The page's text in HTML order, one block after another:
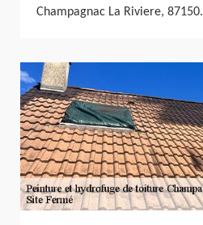
Champagnac La Riviere, 87150.